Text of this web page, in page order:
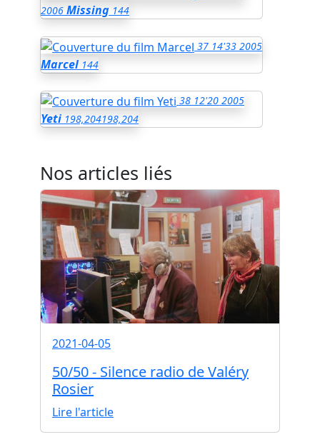
2006 Missing 144
37 14'33 2005
Marcel 144
38 12'20 2005
Yeti 198,204198,204
Nos articles liés
2021-04-05
50/50 - Silence radio de Valéry
Rosier
Lire l'article